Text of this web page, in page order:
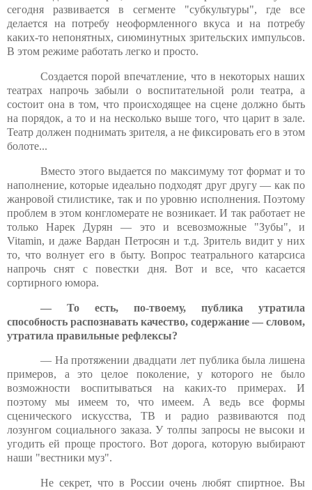
сегодня развивается в сегменте "субкультуры", где все
делается на потребу неоформленного вкуса и на потребу
каких-то непонятных, сиюминутных зрительских импульсов.
В этом режиме работать легко и просто.
Создается порой впечатление, что в некоторых наших
театрах напрочь забыли о воспитательной роли театра, а
состоит она в том, что происходящее на сцене должно быть
на порядок, а то и на несколько выше того, что царит в зале.
Театр должен поднимать зрителя, а не фиксировать его в этом
болоте...
Вместо этого выдается по максимуму тот формат и то
наполнение, которые идеально подходят друг другу — как по
жанровой стилистике, так и по уровню исполнения. Поэтому
проблем в этом конгломерате не возникает. И так работает не
только Нарек Дурян — это и всевозможные "Зубы", и
Vitamin, и даже Вардан Петросян и т.д. Зритель видит у них
то, что волнует его в быту. Вопрос театрального катарсиса
напрочь снят с повестки дня. Вот и все, что касается
сортирного юмора.
— То есть, по-твоему, публика утратила
способность распознавать качество, содержание — словом,
утратила правильные рефлексы?
— На протяжении двадцати лет публика была лишена
примеров, а это целое поколение, у которого не было
возможности воспитываться на каких-то примерах. И
поэтому мы имеем то, что имеем. А ведь все формы
сценического искусства, ТВ и радио развиваются под
лозунгом социального заказа. У толпы запросы не высоки и
угодить ей проще простого. Вот дорога, которую выбирают
наши "вестники муз".
Не секрет, что в России очень любят спиртное. Вы